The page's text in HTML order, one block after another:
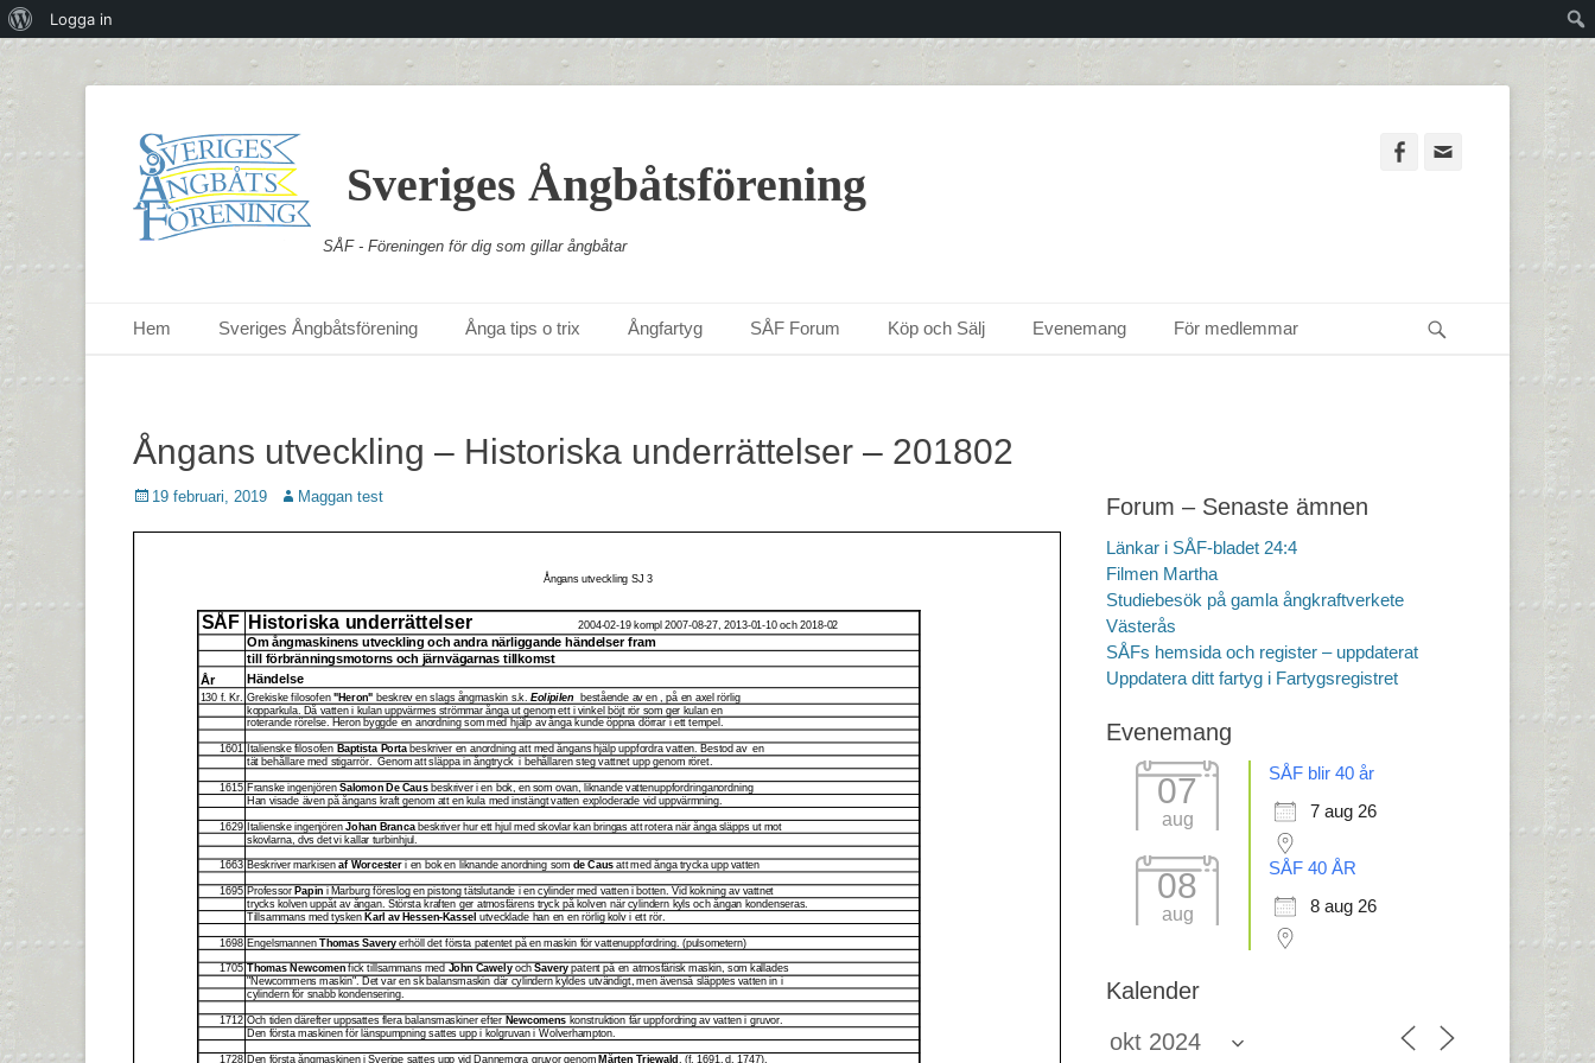
Sveriges Ångbåtsförening
SÅF - Föreningen för dig som gillar ångbåtar
Facebook
Primär meny
Hem Sveriges Ångbåtsförening Ånga tips o trix Ångfartyg SÅF Forum Köp och Sälj Evenemang För medlemmar
Ångans utveckling – Historiska underrättelser – 201802
Postades
19 februari, 2019 Författare
Maggan test Forum – Senaste ämnen
Länkar i SÅF-bladet 24:4
Filmen Martha
Studiebesök på gamla ångkraftverkete
Västerås
SÅFs hemsida och register – uppdaterat
Uppdatera ditt fartyg i Fartygsregistret
Evenemang
07
aug
SÅF blir 40 år
7 aug 26
08
aug
SÅF 40 ÅR
8 aug 26
Kalender
OmLogga in